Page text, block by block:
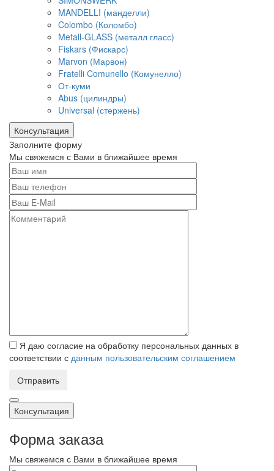
MANDELLI (манделли)
Colombo (Коломбо)
Metall-GLASS (металл гласс)
Fiskars (Фискарс)
Marvon (Марвон)
Fratelli Comunello (Комунелло)
От-куми
Abus (цилиндры)
Universal (стержень)
Консультация
Заполните форму
Мы свяжемся с Вами в ближайшее время
Я даю согласие на обработку персональных данных в
соответствии с данным пользовательским соглашением
Отправить
Консультация
Форма заказа
Мы свяжемся с Вами в ближайшее время